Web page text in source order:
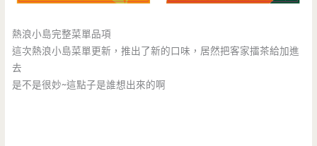
熱浪小島完整菜單品項
這次熱浪小島菜單更新，推出了新的口味，居然把客家擂茶給加進
去
是不是很妙~這點子是誰想出來的啊